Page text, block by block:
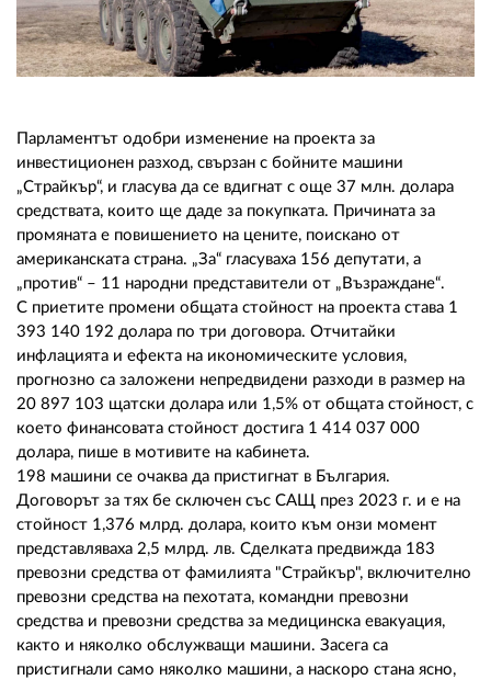
Парламентът одобри изменение на проекта за
инвестиционен разход, свързан с бойните машини
„Страйкър“, и гласува да се вдигнат с още 37 млн. долара
средствата, които ще даде за покупката. Причината за
промяната е повишението на цените, поискано от
американската страна. „За“ гласуваха 156 депутати, а
„против“ – 11 народни представители от „Възраждане“.
С приетите промени общата стойност на проекта става 1
393 140 192 долара по три договора. Отчитайки
инфлацията и ефекта на икономическите условия,
прогнозно са заложени непредвидени разходи в размер на
20 897 103 щатски долара или 1,5% от общата стойност, с
което финансовата стойност достига 1 414 037 000
долара, пише в мотивите на кабинета.
198 машини се очаква да пристигнат в България.
Договорът за тях бе сключен със САЩ през 2023 г. и е на
стойност 1,376 млрд. долара, които към онзи момент
представляваха 2,5 млрд. лв. Сделката предвижда 183
превозни средства от фамилията "Страйкър", включително
превозни средства на пехотата, командни превозни
средства и превозни средства за медицинска евакуация,
както и няколко обслужващи машини. Засега са
пристигнали само няколко машини, а наскоро стана ясно,
УСЛОВИЯ ЗА ПОЛЗВАНЕ
ПОЛИТИКА ЗА БИСКВИТКИТЕ
02 975 20 35